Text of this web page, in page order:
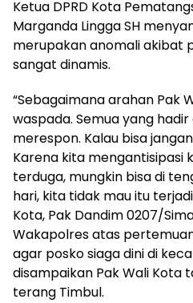
Ketua DPRD Kota
Marganda Lingga SH
merupakan anomali akibat
sangat dinamis.
“Sebagaimana arahan Pak
waspada. Semua yang
merespon. Kalau bisa
Karena kita mengantisipasi
terduga, mungkin bisa di
hari, kita tidak mau itu
Kota, Pak Dandim 0207/
Wakapolres atas
agar posko siaga dini di
disampaikan Pak Wali Kota
terang Timbul.